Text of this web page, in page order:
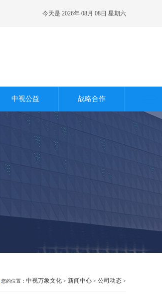
今天是 2026年 08月 08日 星期六
中视公益 战略合作
您的位置： 中视万象文化 > 新闻中心 > 公司动态 >